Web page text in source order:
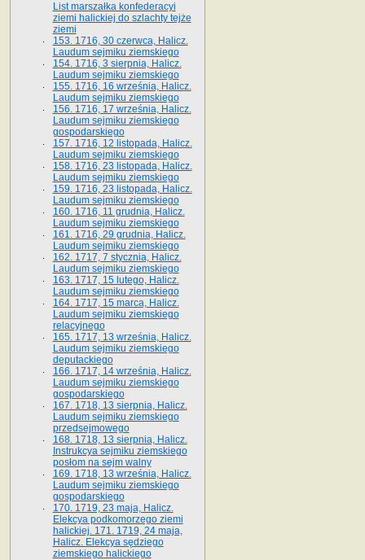
List marszałka konfederacyi
ziemi halickiej do szlachty tejże
ziemi
153. 1716, 30 czerwca, Halicz.
Laudum sejmiku ziemskiego
154. 1716, 3 sierpnia, Halicz.
Laudum sejmiku ziemskiego
155. 1716, 16 września, Halicz.
Laudum sejmiku ziemskiego
156. 1716, 17 września, Halicz.
Laudum sejmiku ziemskiego
gospodarskiego
157. 1716, 12 listopada, Halicz.
Laudum sejmiku ziemskiego
158. 1716, 23 listopada, Halicz.
Laudum sejmiku ziemskiego
159. 1716, 23 listopada, Halicz.
Laudum sejmiku ziemskiego
160. 1716, 11 grudnia, Halicz.
Laudum sejmiku ziemskiego
161. 1716, 29 grudnia, Halicz.
Laudum sejmiku ziemskiego
162. 1717, 7 stycznia, Halicz.
Laudum sejmiku ziemskiego
163. 1717, 15 lutego, Halicz.
Laudum sejmiku ziemskiego
164. 1717, 15 marca, Halicz.
Laudum sejmiku ziemskiego
relacyjnego
165. 1717, 13 września, Halicz.
Laudum sejmiku ziemskiego
deputackiego
166. 1717, 14 września, Halicz.
Laudum sejmiku ziemskiego
gospodarskiego
167. 1718, 13 sierpnia, Halicz.
Laudum sejmiku ziemskiego
przedsejmowego
168. 1718, 13 sierpnia, Halicz.
Instrukcya sejmiku ziemskiego
posłom na sejm walny
169. 1718, 13 września, Halicz.
Laudum sejmiku ziemskiego
gospodarskiego
170. 1719, 23 maja, Halicz.
Elekcya podkomorzego ziemi
halickiej. 171. 1719, 24 maja,
Halicz. Elekcya sędziego
ziemskiego halickiego